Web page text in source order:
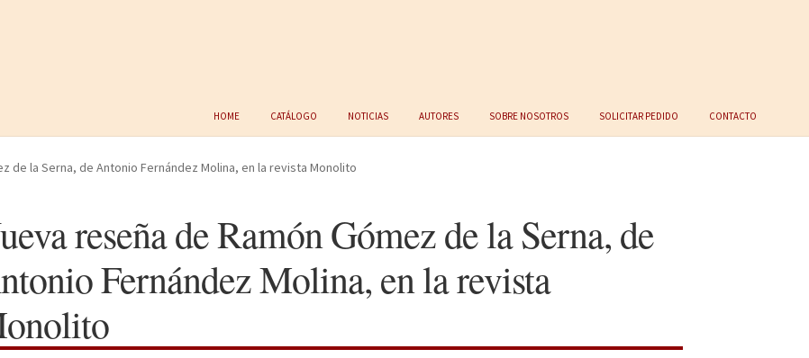
Home Catálogo Noticias Autores Sobre nosotros Solicitar Pedido Contacto
de la Serna, de Antonio Fernández Molina, en la revista Monolito
reseña de Ramón Gómez de la Serna, de
Fernández Molina, en la revista